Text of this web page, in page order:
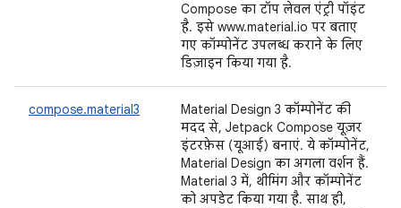
Compose का टॉप लेवल एंट्री पॉइंट
है. इसे www.material.io पर बताए
गए कॉम्पोनेंट उपलब्ध कराने के लिए
डिज़ाइन किया गया है.
compose.material3
Material Design 3 कॉम्पोनेंट की
मदद से, Jetpack Compose यूज़र
इंटरफ़ेस (यूआई) बनाएं. ये कॉम्पोनेंट,
Material Design का अगला वर्शन हैं.
Material 3 में, थीमिंग और कॉम्पोनेंट
को अपडेट किया गया है. साथ ही,